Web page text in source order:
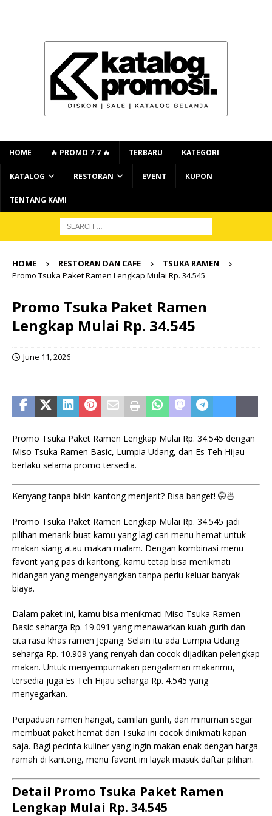
HOME 🔥 PROMO 7.7 🔥 TERBARU KATEGORI
KATALOG RESTORAN EVENT KUPON
TENTANG KAMI
HOME RESTORAN DAN CAFE
TSUKA RAMEN
Promo Tsuka Paket Ramen Lengkap Mulai Rp. 34.545
Promo Tsuka Paket Ramen
Lengkap Mulai Rp. 34.545
June 11, 2026
Promo Tsuka Paket Ramen Lengkap Mulai Rp. 34.545 dengan
Miso Tsuka Ramen Basic, Lumpia Udang, dan Es Teh Hijau
berlaku selama promo tersedia.
Kenyang tanpa bikin kantong menjerit? Bisa banget! 🤭🍜
Promo Tsuka Paket Ramen Lengkap Mulai Rp. 34.545 jadi
pilihan menarik buat kamu yang lagi cari menu hemat untuk
makan siang atau makan malam. Dengan kombinasi menu
favorit yang pas di kantong, kamu tetap bisa menikmati
hidangan yang mengenyangkan tanpa perlu keluar banyak
biaya.
Dalam paket ini, kamu bisa menikmati Miso Tsuka Ramen
Basic seharga Rp. 19.091 yang menawarkan kuah gurih dan
cita rasa khas ramen Jepang. Selain itu ada Lumpia Udang
seharga Rp. 10.909 yang renyah dan cocok dijadikan pelengkap
makan. Untuk menyempurnakan pengalaman makanmu,
tersedia juga Es Teh Hijau seharga Rp. 4.545 yang
menyegarkan.
Perpaduan ramen hangat, camilan gurih, dan minuman segar
membuat paket hemat dari Tsuka ini cocok dinikmati kapan
saja. Bagi pecinta kuliner yang ingin makan enak dengan harga
ramah di kantong, menu favorit ini layak masuk daftar pilihan.
Detail Promo Tsuka Paket Ramen
Lengkap Mulai Rp. 34.545